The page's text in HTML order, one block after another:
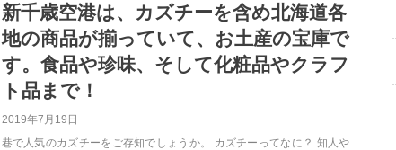
新千歳空港は、カズチーを含め北海道各
地の商品が揃っていて、お土産の宝庫で
す。食品や珍味、そして化粧品やクラフ
ト品まで！
2019年7月19日
巷で人気のカズチーをご存知でしょうか。 カズチーってなに？ 知人や